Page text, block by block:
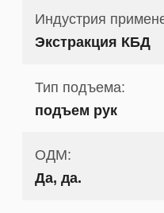
Индустрия
Экстракция КБД
Тип подъема:
подъем рук
ОДМ:
Да, да.